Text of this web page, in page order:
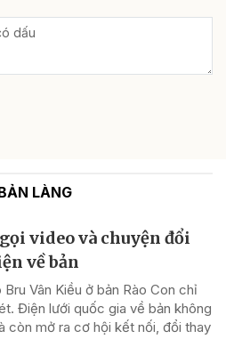
LÀNG
video và chuyện đổi
về bản
Vân Kiều ở bản Rào Con chỉ
Điện lưới quốc gia về bản không
còn mở ra cơ hội kết nối, đổi thay